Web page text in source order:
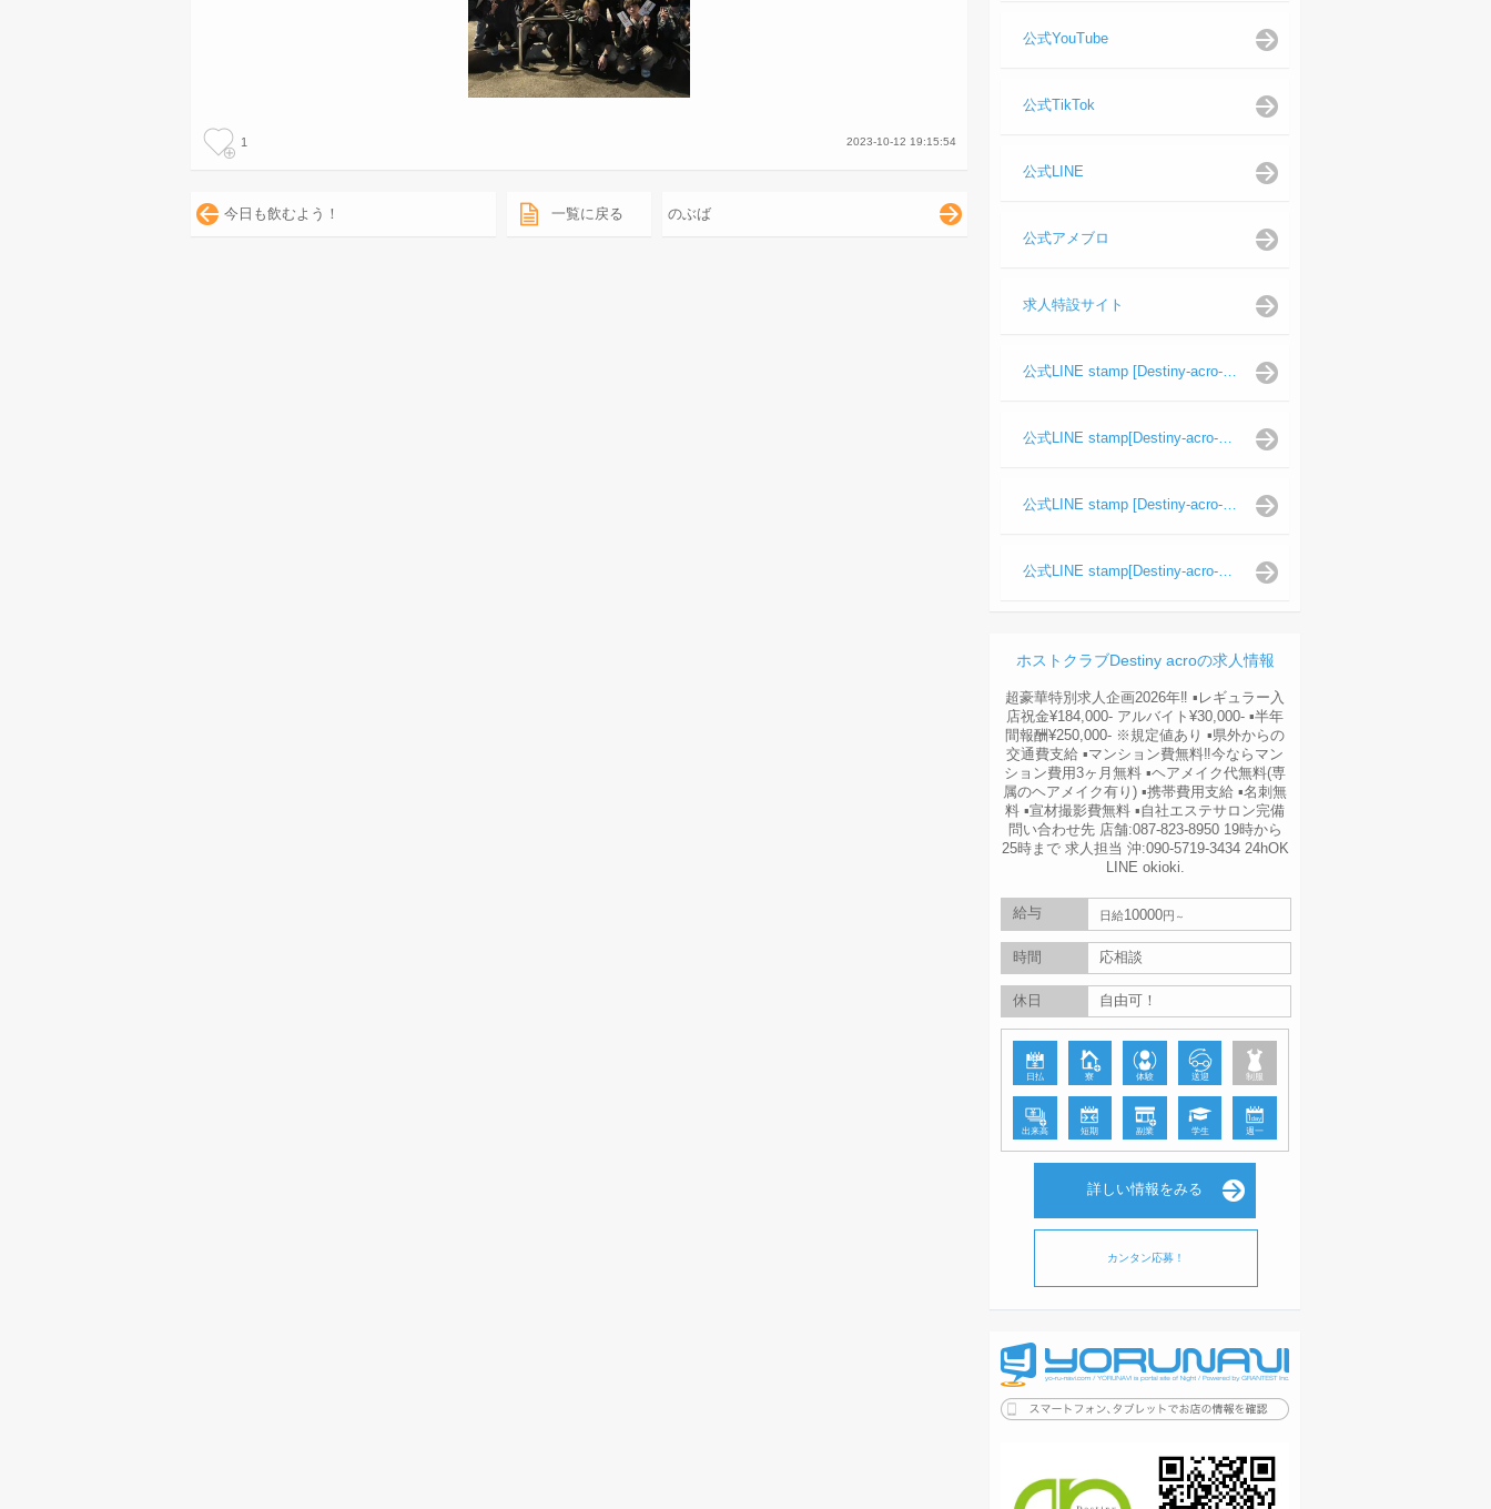
1 2023-10-12 19:15:54
今日も飲むよう！ 一覧に戻る のぶば
公式YouTube
公式TikTok
公式LINE
公式アメブロ
求人特設サイト
公式LINE stamp [Destiny-acro-如月龍代表]
公式LINE stamp[Destiny-acro-日向よし代表代行]
公式LINE stamp [Destiny-acro-波旬]
公式LINE stamp[Destiny-acro-天照陽]
ホストクラブDestiny acroの求人情報
超豪華特別求人企画2026年‼︎ ▪️レギュラー入
店祝金¥184,000- アルバイト¥30,000- ▪️半年
間報酬¥250,000- ※規定値あり ▪️県外からの
交通費支給 ▪️マンション費無料‼︎今ならマン
ション費用3ヶ月無料 ▪️ヘアメイク代無料(専
属のヘアメイク有り) ▪️携帯費用支給 ▪️名刺無
料 ▪️宣材撮影費無料 ▪️自社エステサロン完備
問い合わせ先 店舗:087-823-8950 19時から
25時まで 求人担当 沖:090-5719-3434 24hOK
LINE okioki.
給与 日給10000円
時間 応相談
休日 自由可！
日払 寮 体験 送迎 制服
出来高 短期 副業 学生 週一
詳しい情報をみる
カンタン応募！